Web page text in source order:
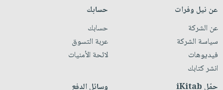
عن نيل وفرات
عن الشركة
سياسة الشركة
فيديوهات
انشر كتابك
حسابك
حسابك
عربة التسوق
لائحة الأمنيات